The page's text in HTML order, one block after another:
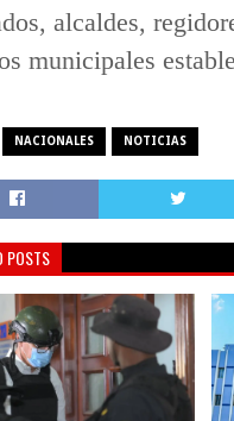
alcaldes,
municipales
NACIONALES NOTICIAS
POSTS